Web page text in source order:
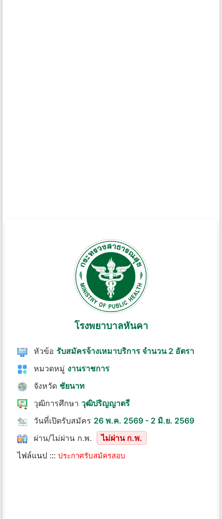
โรงพยาบาลหันคา
หัวข้อ รับสมัครจ้างเหมาบริการ จำนวน 2 อัตรา
หมวดหมู่ งานราชการ
จังหวัด ชัยนาท
วุฒิการศึกษา วุฒิปริญญาตรี
วันที่เปิดรับสมัคร 26 พ.ค. 2569 - 2 มิ.ย. 2569
ผ่าน/ไม่ผ่าน ก.พ.
ไม่ผ่าน ก.พ.
ไฟล์แนป ::: ประกาศรับสมัครสอบ